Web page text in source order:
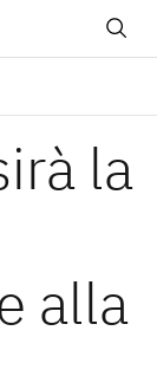
la
alla